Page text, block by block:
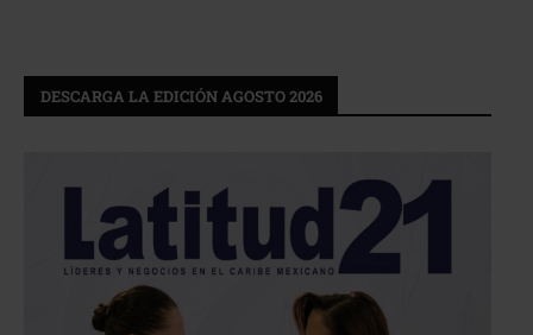
DESCARGA LA EDICIÓN AGOSTO 2026